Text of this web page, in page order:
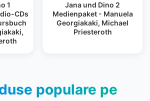
1
CDs
Jana und Dino 2
Medienpaket - Manuela
Georgiakaki, Michael
Priesteroth
populare pe